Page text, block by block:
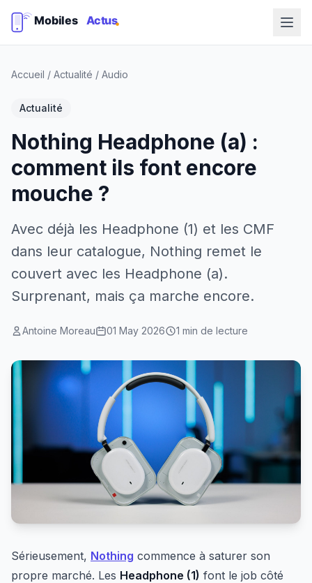
Accueil / Actualité / Audio
Actualité
Nothing Headphone (a) :
comment ils font encore
mouche ?
Avec déjà les Headphone (1) et les CMF
dans leur catalogue, Nothing remet le
couvert avec les Headphone (a).
Surprenant, mais ça marche encore.
Antoine Moreau 01 May 2026 1 min de lecture
Sérieusement, Nothing commence à saturer son
propre marché. Les Headphone (1) font le job côté